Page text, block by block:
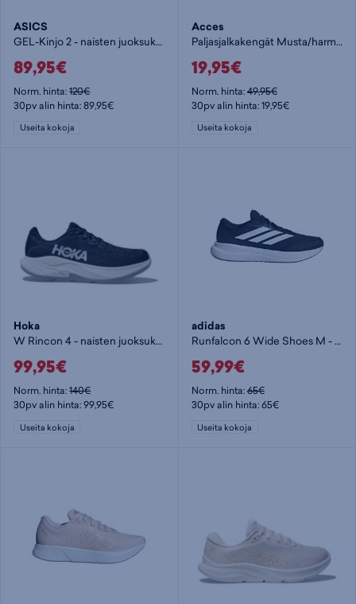
ASICS
GEL-Kinjo 2 - naisten juoksukengät
89,95€
Norm. hinta:120€
30pv alin hinta: 89,95€
Useita kokoja
Acces
Paljasjalkakengät Musta/harmaa
19,95€
Norm. hinta:49,95€
30pv alin hinta: 19,95€
Useita kokoja
Hoka
W Rincon 4 - naisten juoksukengät
99,95€
Norm. hinta:140€
30pv alin hinta: 99,95€
Useita kokoja
adidas
Runfalcon 6 Wide Shoes M - miesten juoksukengät
59,99€
Norm. hinta:65€
30pv alin hinta: 65€
Useita kokoja